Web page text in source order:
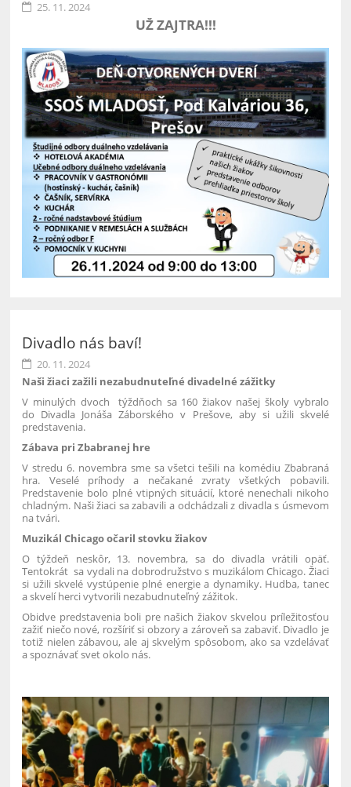
25. 11. 2024
UŽ ZAJTRA!!!
Divadlo nás baví!
20. 11. 2024
Naši žiaci zažili nezabudnuteľné divadelné zážitky
V minulých dvoch týždňoch sa 160 žiakov našej školy vybralo
do Divadla Jonáša Záborského v Prešove, aby si užili skvelé
predstavenia.
Zábava pri Zbabranej hre
V stredu 6. novembra sme sa všetci tešili na komédiu Zbabraná
hra. Veselé príhody a nečakané zvraty všetkých pobavili.
Predstavenie bolo plné vtipných situácií, ktoré nenechali nikoho
chladným. Naši žiaci sa zabavili a odchádzali z divadla s úsmevom
na tvári.
Muzikál Chicago očaril stovku žiakov
O týždeň neskôr, 13. novembra, sa do divadla vrátili opäť.
Tentokrát sa vydali na dobrodružstvo s muzikálom Chicago. Žiaci
si užili skvelé vystúpenie plné energie a dynamiky. Hudba, tanec
a skvelí herci vytvorili nezabudnuteľný zážitok.
Obidve predstavenia boli pre našich žiakov skvelou príležitosťou
zažiť niečo nové, rozšíriť si obzory a zároveň sa zabaviť. Divadlo je
totiž nielen zábavou, ale aj skvelým spôsobom, ako sa vzdelávať
a spoznávať svet okolo nás.